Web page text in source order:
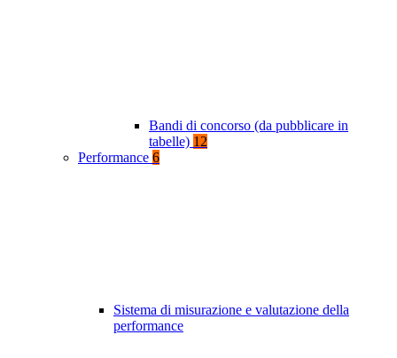
Bandi di concorso (da pubblicare in
tabelle) 12
Performance 6
Sistema di misurazione e valutazione della
performance